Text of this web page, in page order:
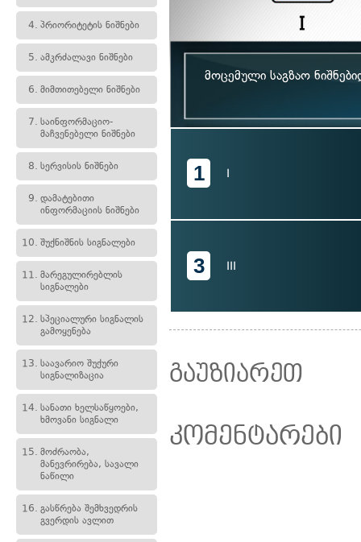
4. პრიორიტეტის ნიშნები
5. ამკრძალავი ნიშნები
6. მიმთითებელი ნიშნები
7. საინფორმაციო-
მაჩვენებელი ნიშნები
8. სერვისის ნიშნები
9. დამატებითი
ინფორმაციის ნიშნები
10. შუქნიშნის სიგნალები
11. მარეგულირებლის
სიგნალები
12. სპეციალური სიგნალის
გამოყენება
13. საავარიო შუქური
სიგნალიზაცია
14. სანათი ხელსაწყოები,
ხმოვანი სიგნალი
15. მოძრაობა,
მანევრირება, სავალი
ნაწილი
16. გასწრება შემხვედრის
გვერდის ავლით
მოცემული საგზაო
1 I
3 III
გაუზიარეთ
კომენტარები